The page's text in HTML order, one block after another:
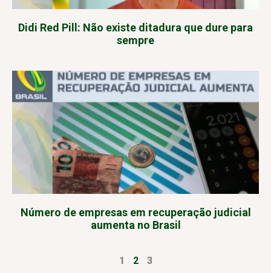
Didi Red Pill: Não existe ditadura que dure para
sempre
Número de empresas em recuperação judicial
aumenta no Brasil
1 2 3